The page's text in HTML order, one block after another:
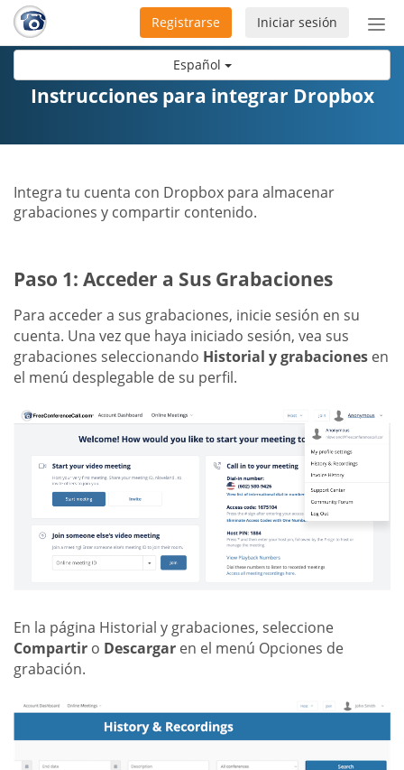
Español
de
Iniciar sesión
Registrarse
Instrucciones para integrar Dropbox
Integra tu cuenta con Dropbox para almacenar
grabaciones y compartir contenido.
Paso 1: Acceder a Sus Grabaciones
Para acceder a sus grabaciones, inicie sesión en su
cuenta. Una vez que haya iniciado sesión, vea sus
grabaciones seleccionando Historial y grabaciones en
el menú desplegable de su perfil.
En la página Historial y grabaciones, seleccione
Compartir o Descargar en el menú Opciones de
grabación.